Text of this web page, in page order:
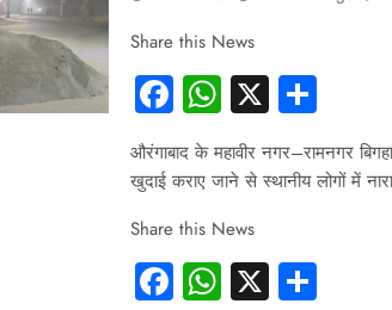
Share this News
Facebook
WhatsApp
X
औरंगाबाद के महावीर नगर–रामनगर
खुदाई कराए जाने से स्थानीय लोगों में
Share this News
Facebook
WhatsApp
X